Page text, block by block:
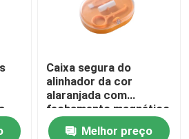
Caixa segura do
alinhador da cor
alaranjada com
fechamento magnético
do espelho
Melhor preço